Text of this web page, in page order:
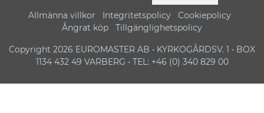
Allmänna villkor Integritetspolicy
Cookiepolicy
Ångrat köp
Tillgänglighetspolicy
Copyright 2026 EUROMASTER AB • KYRKOGÅRDSV. 1 • BOX
1134 432 49 VARBERG • TEL: +46 (0) 340 829 00